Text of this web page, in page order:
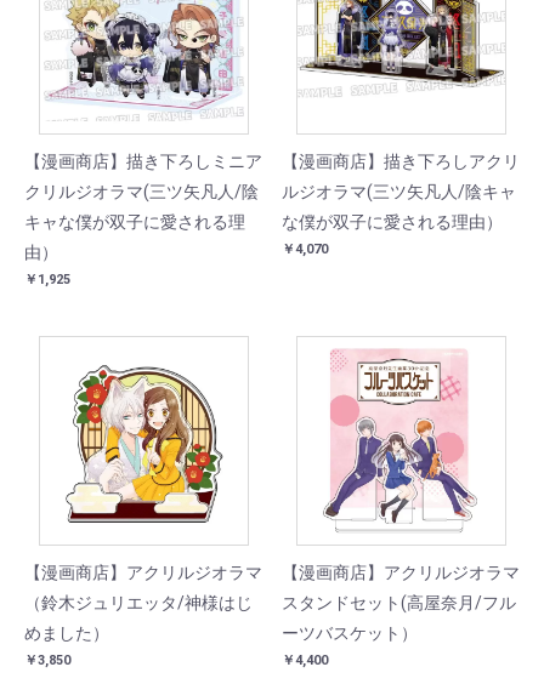
【漫画商店】描き下ろしミニア
クリルジオラマ(三ツ矢凡人/陰
キャな僕が双子に愛される理
由）
￥1,925
【漫画商店】描き下ろしアクリ
ルジオラマ(三ツ矢凡人/陰キャ
な僕が双子に愛される理由）
￥4,070
【漫画商店】アクリルジオラマ
（鈴木ジュリエッタ/神様はじ
めました）
￥3,850
【漫画商店】アクリルジオラマ
スタンドセット(高屋奈月/フル
ーツバスケット）
￥4,400